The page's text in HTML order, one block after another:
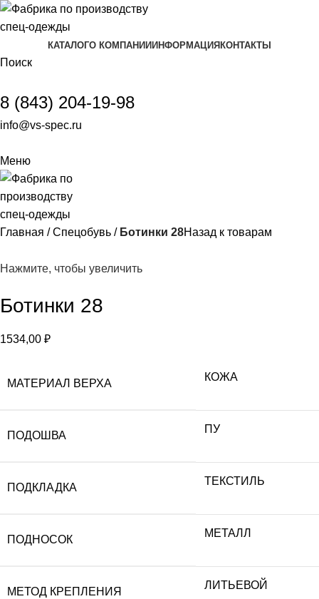
КАТАЛОГО КОМПАНИИ ИНФОРМАЦИЯ КОНТАКТЫ
Поиск
8 (843) 204-19-98
info@vs-spec.ru
Меню
Главная Спецобувь Ботинки 28Назад к товарам
Нажмите, чтобы увеличить
Ботинки 28
1534,00 ₽
МАТЕРИАЛ ВЕРХА
КОЖА
ПОДОШВА
ПУ
ПОДКЛАДКА
ТЕКСТИЛЬ
ПОДНОСОК
МЕТАЛЛ
МЕТОД КРЕПЛЕНИЯ
ЛИТЬЕВОЙ